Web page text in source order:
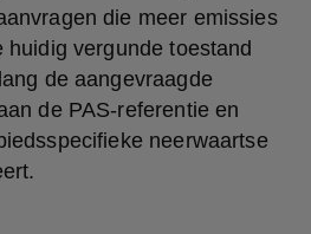
die meer emissies
huidig vergunde toestand
de aangevraagde
de PAS-referentie en
neerwaartse